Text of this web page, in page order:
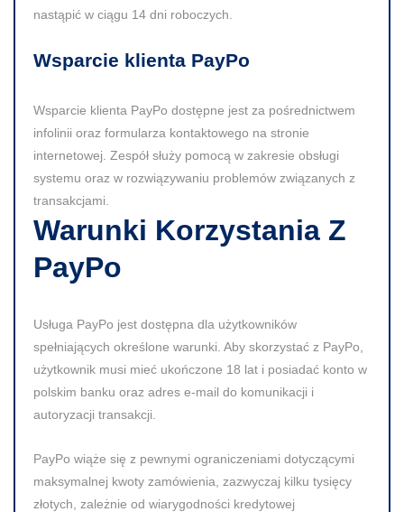
nastąpić w ciągu 14 dni roboczych.
Wsparcie klienta PayPo
Wsparcie klienta PayPo dostępne jest za pośrednictwem
infolinii oraz formularza kontaktowego na stronie
internetowej. Zespół służy pomocą w zakresie obsługi
systemu oraz w rozwiązywaniu problemów związanych z
transakcjami.
Warunki Korzystania Z
PayPo
Usługa PayPo jest dostępna dla użytkowników
spełniających określone warunki. Aby skorzystać z PayPo,
użytkownik musi mieć ukończone 18 lat i posiadać konto w
polskim banku oraz adres e-mail do komunikacji i
autoryzacji transakcji.
PayPo wiąże się z pewnymi ograniczeniami dotyczącymi
maksymalnej kwoty zamówienia, zazwyczaj kilku tysięcy
złotych, zależnie od wiarygodności kredytowej